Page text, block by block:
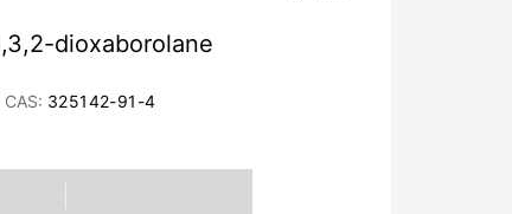
dioxaborolane
CAS: 325142-91-4